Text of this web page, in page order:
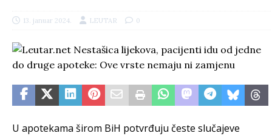
13. januar 2024. LEUTAR 0
U apotekama širom BiH potvrđuju česte slučajeve